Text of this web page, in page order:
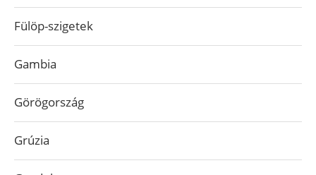
Fülöp-szigetek
Gambia
Görögország
Grúzia